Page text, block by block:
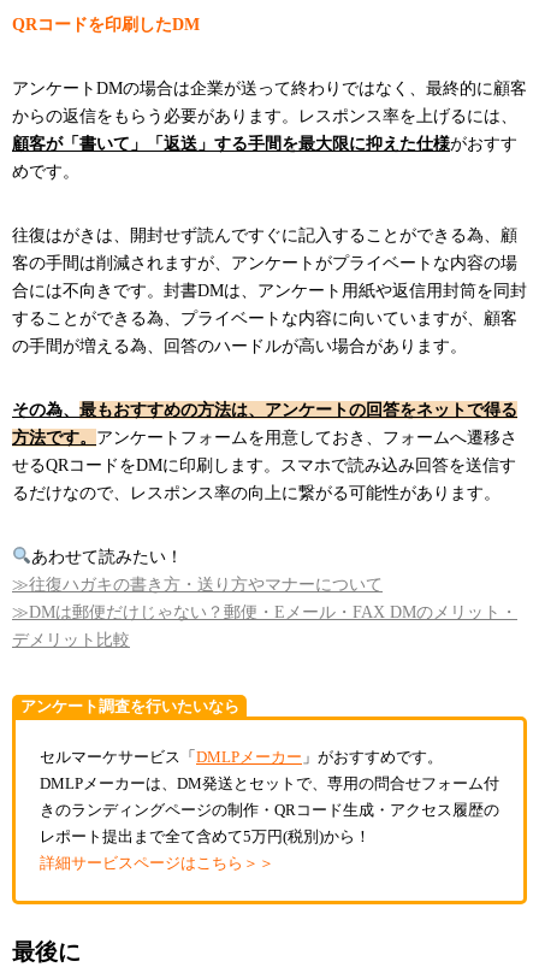
QRコードを印刷したDM
アンケートDMの場合は企業が送って終わりではなく、最終的に顧客
からの返信をもらう必要があります。レスポンス率を上げるには、
顧客が「書いて」「返送」する手間を最大限に抑えた仕様がおすす
めです。
往復はがきは、開封せず読んですぐに記入することができる為、顧
客の手間は削減されますが、アンケートがプライベートな内容の場
合には不向きです。封書DMは、アンケート用紙や返信用封筒を同封
することができる為、プライベートな内容に向いていますが、顧客
の手間が増える為、回答のハードルが高い場合があります。
その為、 最もおすすめの方法は、アンケートの回答をネットで得る
方法です。 アンケートフォームを用意しておき、フォームへ遷移さ
せるQRコードをDMに印刷します。スマホで読み込み回答を送信す
るだけなので、レスポンス率の向上に繋がる可能性があります。
あわせて読みたい！
≫往復ハガキの書き方・送り方やマナーについて
≫DMは郵便だけじゃない？郵便・Eメール・FAX DMのメリット・
デメリット比較
アンケート調査を行いたいなら
セルマーケサービス「DMLPメーカー 」がおすすめです。
DMLPメーカーは、DM発送とセットで、専用の問合せフォーム付
きのランディングページの制作・QRコード生成・アクセス履歴の
レポート提出まで全て含めて5万円(税別)から！
詳細サービスページはこちら＞＞
最後に